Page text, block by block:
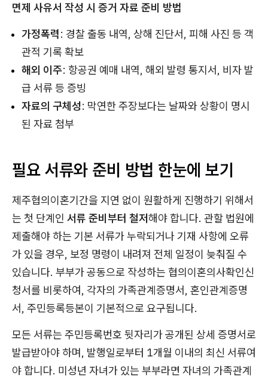
면제 사유서 작성 시 증거 자료 준비 방법
가정폭력: 경찰 출동 내역, 상해 진단서, 피해 사진 등 객
관적 기록 확보
해외 이주: 항공권 예매 내역, 해외 발령 통지서, 비자 발
급 서류 등 증빙
자료의 구체성: 막연한 주장보다는 날짜와 상황이 명시
된 자료 첨부
필요 서류와 준비 방법 한눈에 보기
제주협의이혼기간을 지연 없이 원활하게 진행하기 위해서
는 첫 단계인 서류 준비부터 철저해야 합니다. 관할 법원에
제출해야 하는 기본 서류가 누락되거나 기재 사항에 오류
가 있을 경우, 보정 명령이 내려져 전체 일정이 늦춰질 수
있습니다. 부부가 공동으로 작성하는 협의이혼의사확인신
청서를 비롯하여, 각자의 가족관계증명서, 혼인관계증명
서, 주민등록등본이 기본적으로 요구됩니다.
모든 서류는 주민등록번호 뒷자리가 공개된 상세 증명서로
발급받아야 하며, 발행일로부터 1개월 이내의 최신 서류여
야 합니다. 미성년 자녀가 있는 부부라면 자녀의 가족관계